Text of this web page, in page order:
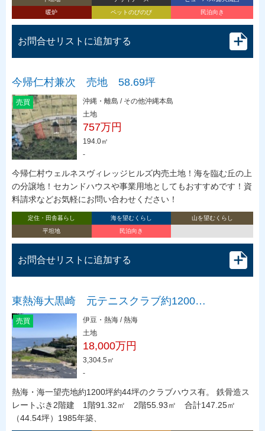
暖炉
ペットのびのび 民泊向き
お問合せリストに追加する
今帰仁村兼次 売地 58.69坪
売買
沖縄・離島 / その他沖縄本島
土地
757万円
194.0㎡
-
今帰仁村ウェルネスヴィレッジヒルズ内売土地！海を臨む丘の上
の分譲地！セカンドハウスや事業用地としてもおすすめです！資
料請求などお気軽にお問い合わせください！
定住・田舎暮らし 海を望むくらし
山を望むくらし
平坦地
民泊向き
お問合せリストに追加する
東熱海大黒崎 元テニスクラブ約1200…
売買
伊豆・熱海 / 熱海
土地
18,000万円
3,304.5㎡
-
熱海・海一望売地約1200坪約44坪のクラブハウス有。 鉄骨造ス
レートぶき2階建 1階91.32㎡ 2階55.93㎡ 合計147.25㎡
（44.54坪）1985年築、